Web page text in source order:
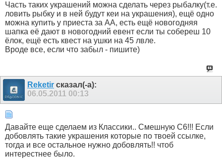
Часть таких украшений можна сделать через рыбалку(т.е.
ловить рыбку и в ней будут кеи на украшения), ещё одно
можна купить у приеста за АА, есть ещё новогодняя
шапка её дают в новогодний евент если ты собереш 10
ёлок, ещё есть квест на ушки на 45 лвле.
Вроде все, если что забыл - пишите)
Reketir сказал(-а):
06.05.2011 00:13
Давайте еще сделаем из Классики.. Смешную С6!!! Если
добовлять такие украшения которые по твоей ссылке,
тогда и все остальное нужно добовлять!! чтоб
интерестнее было.